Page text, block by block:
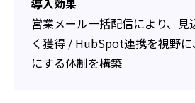
導入効果
営業メール一括配信により、見
く獲得 / HubSpot連携を視野
にする体制を構築